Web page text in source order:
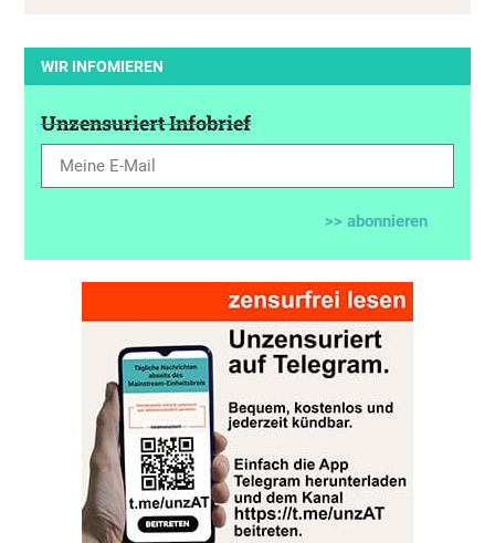
WIR INFOMIEREN
Unzensuriert Infobrief
>> abonnieren